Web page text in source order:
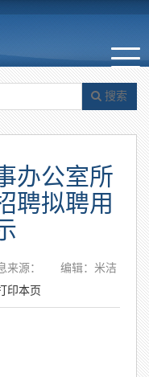
搜索
办公室所
聘拟聘用
来源：
编辑：米洁
印本页